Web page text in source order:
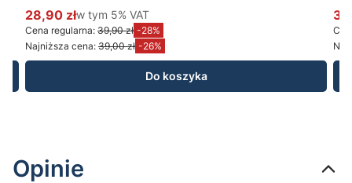
Cena promocyjna brutto
28,90 złw tym %s VAT
w tym 5% VAT
Cena regularna: 39,90 zł -28%
Najniższa cena: 39,00 zł -26%
Do koszyka
Opinie